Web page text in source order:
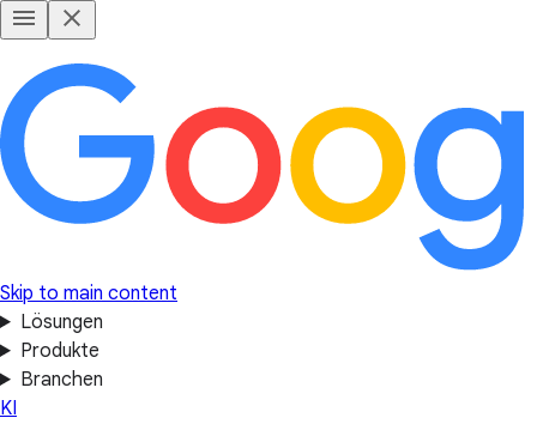
Skip to main content
Lösungen
Produkte
Branchen
KI